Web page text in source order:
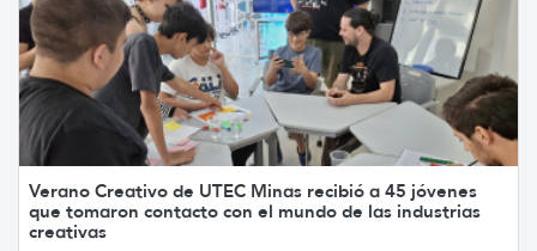
Verano Creativo de UTEC Minas recibió a 45 jóvenes
que tomaron contacto con el mundo de las industrias
creativas